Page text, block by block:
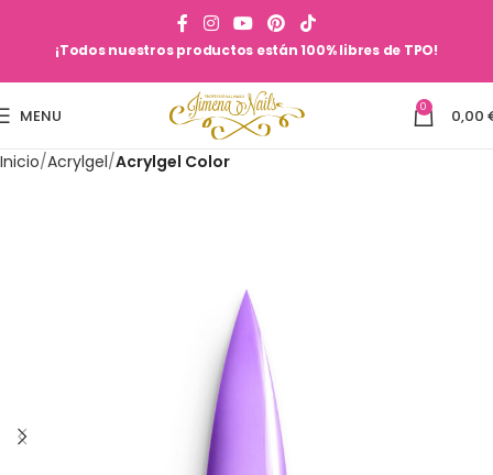
¡Todos nuestros productos están 100% libres de TPO!
MENU 0 0,00
Inicio Acrylgel Acrylgel Color